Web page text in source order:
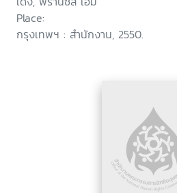
Place:
กรุงเทพฯ : สำนักงาน, 2550.